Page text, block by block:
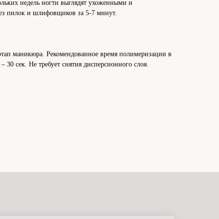
недель ногти выглядят ухоженными и
пилок и шлифовщиков за 5-7 минут.
маникюра. Рекомендованное время полимеризации в
сек. Не требует снятия дисперсионного слоя.